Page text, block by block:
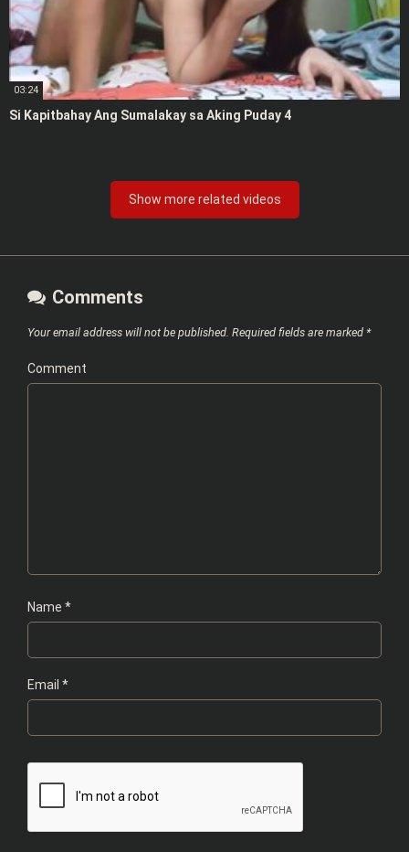
03:24
Si Kapitbahay Ang Sumalakay sa Aking Puday 4
Show more related videos
Comments
Your email address will not be published. Required fields are marked *
Comment
Name *
Email *